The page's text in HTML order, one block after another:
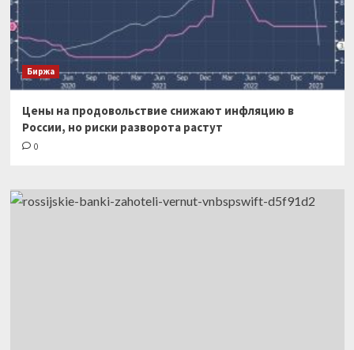
Биржа
Цены на продовольствие снижают инфляцию в
России, но риски разворота растут
0